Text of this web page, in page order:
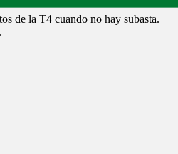
de la T4 cuando no hay subasta.